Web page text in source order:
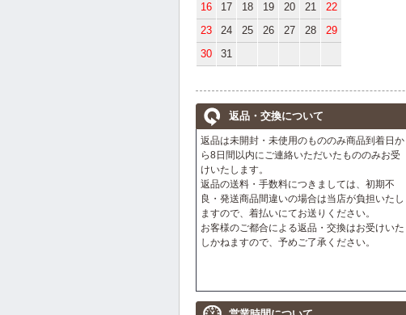
16
17 18 19 20 21
22
23
24 25 26 27 28
29
30
31
返品・交換について
返品は未開封・未使用のもののみ商品到着日か
ら8日間以内にご連絡いただいたもののみお受
けいたします。
返品の送料・手数料につきましては、初期不
良・発送商品間違いの場合は当店が負担いたし
ますので、着払いにてお送りください。
お客様のご都合による返品・交換はお受けいた
しかねますので、予めご了承ください。